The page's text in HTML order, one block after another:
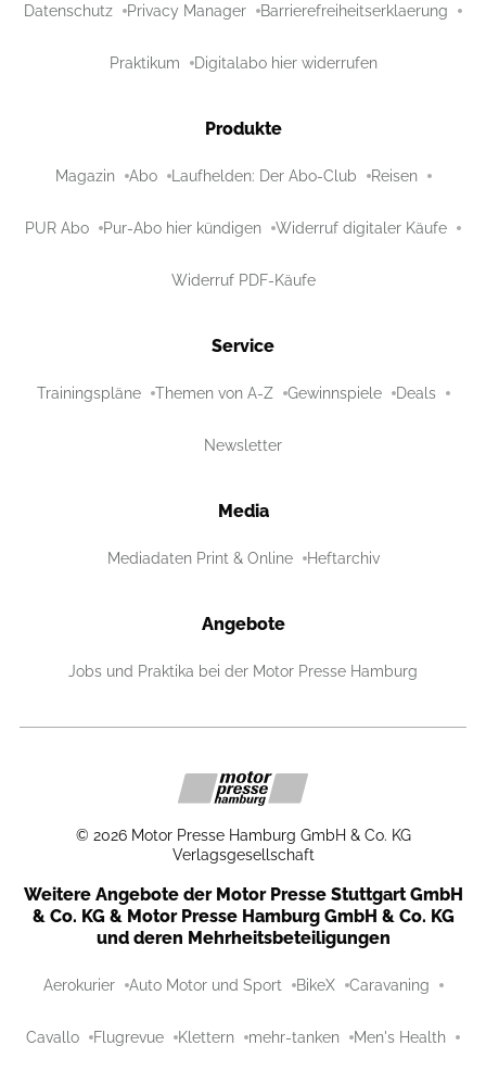
Datenschutz Privacy Manager Barrierefreiheitserklaerung
Praktikum Digitalabo hier widerrufen
Produkte
Magazin Abo Laufhelden: Der Abo-Club Reisen
PUR Abo Pur-Abo hier kündigen Widerruf digitaler Käufe
Widerruf PDF-Käufe
Service
Trainingspläne Themen von A-Z Gewinnspiele Deals
Newsletter
Media
Mediadaten Print & Online Heftarchiv
Angebote
Jobs und Praktika bei der Motor Presse Hamburg
© 2026 Motor Presse Hamburg GmbH & Co. KG
Verlagsgesellschaft
Weitere Angebote der Motor Presse Stuttgart GmbH
& Co. KG & Motor Presse Hamburg GmbH & Co. KG
und deren Mehrheitsbeteiligungen
Aerokurier Auto Motor und Sport BikeX Caravaning
Cavallo Flugrevue Klettern mehr-tanken Men's Health